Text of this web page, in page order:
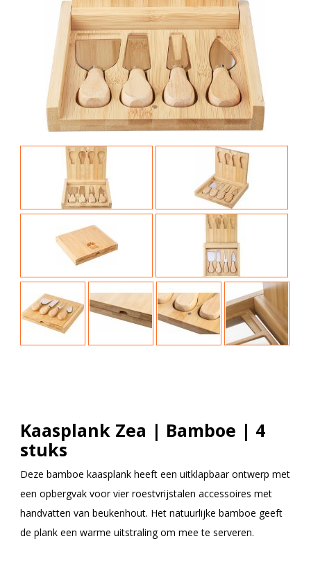
Kaasplank Zea | Bamboe | 4
stuks
Deze bamboe kaasplank heeft een uitklapbaar ontwerp met
een opbergvak voor vier roestvrijstalen accessoires met
handvatten van beukenhout. Het natuurlijke bamboe geeft
de plank een warme uitstraling om mee te serveren.